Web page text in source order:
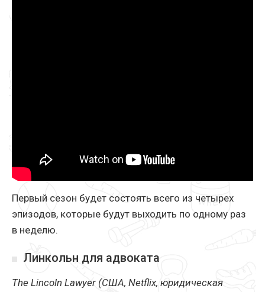
Первый сезон будет состоять всего из четырех
эпизодов, которые будут выходить по одному раз
в неделю.
Линкольн для адвоката
The Lincoln Lawyer (США, Netflix, юридическая